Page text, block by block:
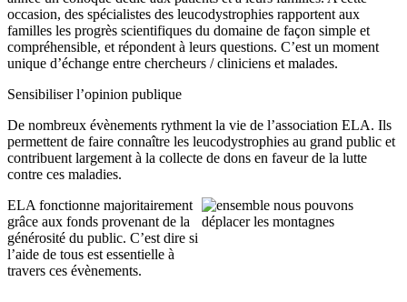
occasion, des spécialistes des leucodystrophies rapportent aux
familles les progrès scientifiques du domaine de façon simple et
compréhensible, et répondent à leurs questions. C’est un moment
unique d’échange entre chercheurs / cliniciens et malades.
Sensibiliser l’opinion publique
De nombreux évènements rythment la vie de l’association ELA. Ils
permettent de faire connaître les leucodystrophies au grand public et
contribuent largement à la collecte de dons en faveur de la lutte
contre ces maladies.
ELA fonctionne majoritairement
grâce aux fonds provenant de la
générosité du public. C’est dire si
l’aide de tous est essentielle à
travers ces évènements.